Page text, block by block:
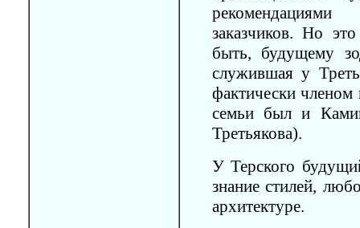
заказчиков. Но
быть, будущему
служившая у
фактически
семьи был и
Третьякова).
У Терского
знание стилей,
архитектуре.